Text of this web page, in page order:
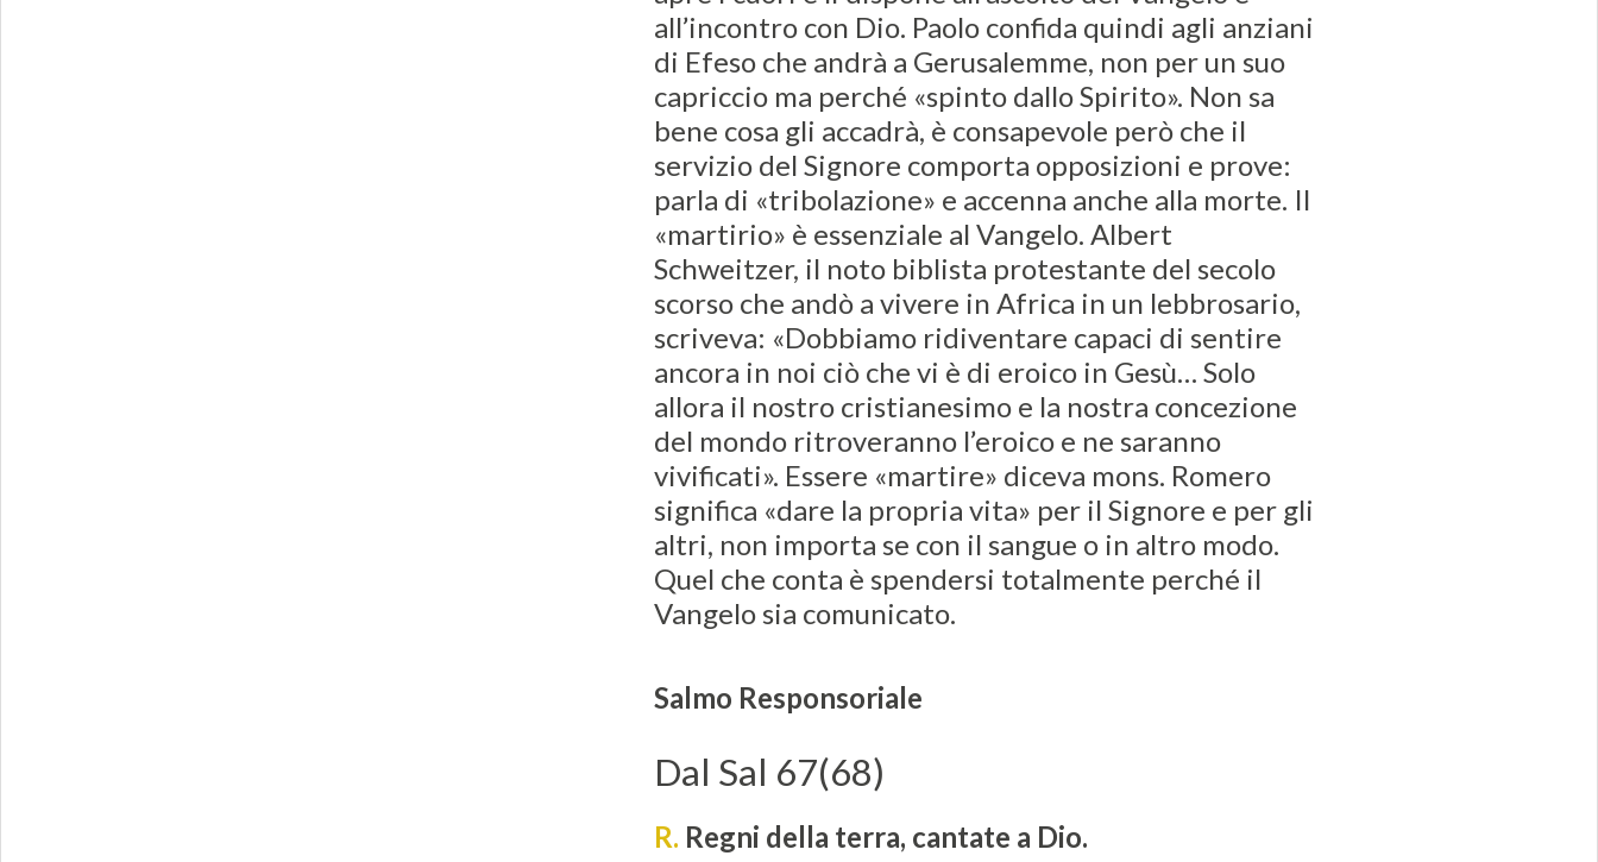
all’incontro con Dio. Paolo confida quindi agli anziani
di Efeso che andrà a Gerusalemme, non per un suo
capriccio ma perché «spinto dallo Spirito». Non sa
bene cosa gli accadrà, è consapevole però che il
servizio del Signore comporta opposizioni e prove:
parla di «tribolazione» e accenna anche alla morte. Il
«martirio» è essenziale al Vangelo. Albert
Schweitzer, il noto biblista protestante del secolo
scorso che andò a vivere in Africa in un lebbrosario,
scriveva: «Dobbiamo ridiventare capaci di sentire
ancora in noi ciò che vi è di eroico in Gesù… Solo
allora il nostro cristianesimo e la nostra concezione
del mondo ritroveranno l’eroico e ne saranno
vivificati». Essere «martire» diceva mons. Romero
significa «dare la propria vita» per il Signore e per gli
altri, non importa se con il sangue o in altro modo.
Quel che conta è spendersi totalmente perché il
Vangelo sia comunicato.
Salmo Responsoriale
Dal Sal 67(68)
R. Regni della terra, cantate a Dio.